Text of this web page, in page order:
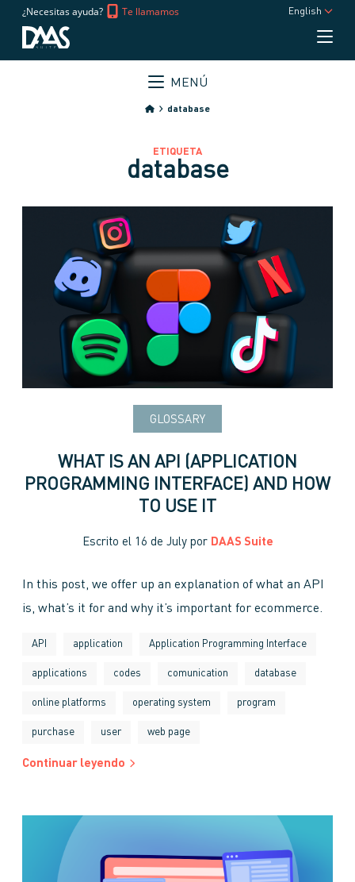
¿Necesitas ayuda? Te llamamos English
MENÚ
database
ETIQUETA
database
GLOSSARY
WHAT IS AN API (APPLICATION
PROGRAMMING INTERFACE) AND HOW
TO USE IT
Escrito el 16 de Julypor DAAS Suite
In this post, we offer up an explanation of what an API
is, what’s it for and why it’s important for ecommerce.
API application Application Programming Interface
applications codes comunication database
online platforms operating system program
purchase user web page
Continuar leyendo